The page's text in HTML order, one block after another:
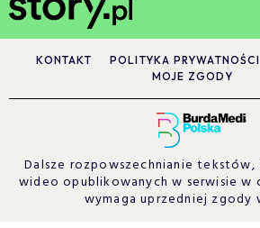
KONTAKT POLITYKA PRYWATNOŚCI
MOJE ZGODY
Dalsze rozpowszechnianie tekstów,
wideo opublikowanych w serwisie w
wymaga uprzedniej zgody